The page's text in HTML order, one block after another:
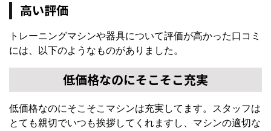
高い評価
トレーニングマシンや器具について評価が高かった口コミ
には、以下のようなものがありました。
低価格なのにそこそこ充実
低価格なのにそこそこマシンは充実してます。スタッフは
とても親切でいつも挨拶してくれますし、マシンの適切な